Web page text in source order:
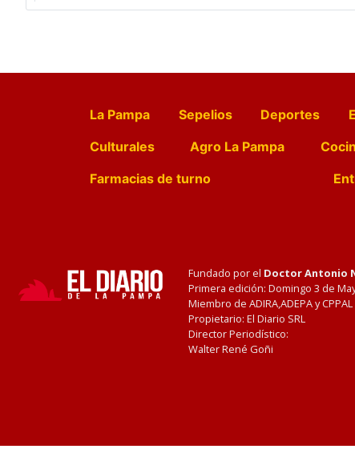
La Pampa Sepelios Deportes
Culturales
Agro La Pampa
Farmacias de turno
Fundado por el Doctor Antonio
Primera edición: Domingo 3 de
Miembro de ADIRA,ADEPA y CPPAL
Propietario: El Diario SRL
Director Periodístico:
Walter René Goñi